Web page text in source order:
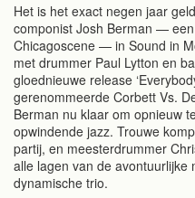
Het is het exact negen jaar
componist Josh Berman —
Chicagoscene — in Sound in
met drummer Paul Lytton en
gloednieuwe release
gerenommeerde Corbett Vs.
Berman nu klaar om opnieuw
opwindende jazz. Trouwe
partij, en meesterdrummer
alle lagen van de
dynamische trio.